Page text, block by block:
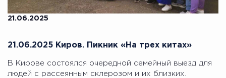
21.06.2025
21.06.2025 Киров. Пикник «На трех китах»
В Кирове состоялся очередной семейный выезд для
людей с рассеянным склерозом и их близких.